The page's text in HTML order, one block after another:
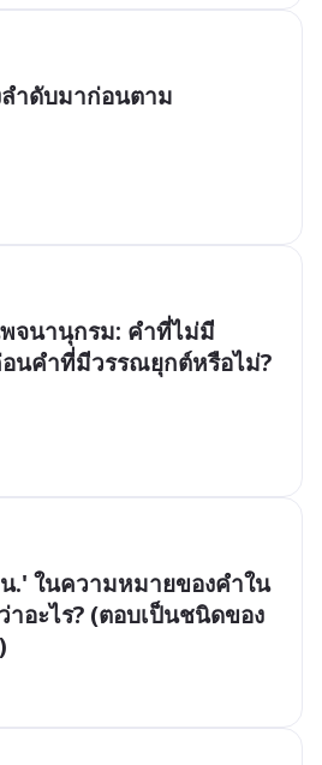
ลำดับมาก่อนตาม
พจนานุกรม: คำที่ไม่มี
นคำที่มีวรรณยุกต์หรือไม่?
.' ในความหมายของคำใน
อะไร? (ตอบเป็นชนิดของ